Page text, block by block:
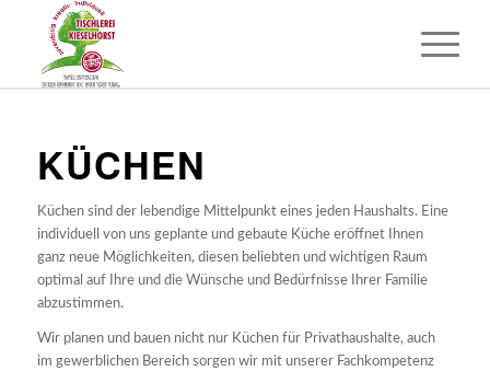
KÜCHEN
Küchen sind der lebendige Mittelpunkt eines jeden Haushalts. Eine
individuell von uns geplante und gebaute Küche eröffnet Ihnen
ganz neue Möglichkeiten, diesen beliebten und wichtigen Raum
optimal auf Ihre und die Wünsche und Bedürfnisse Ihrer Familie
abzustimmen.
Wir planen und bauen nicht nur Küchen für Privathaushalte, auch
im gewerblichen Bereich sorgen wir mit unserer Fachkompetenz